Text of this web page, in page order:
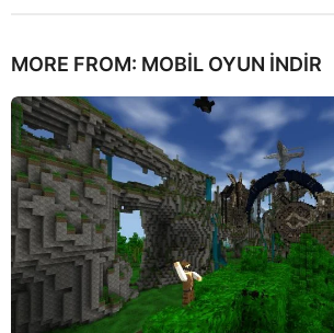
MORE FROM: MOBIL OYUN INDIR